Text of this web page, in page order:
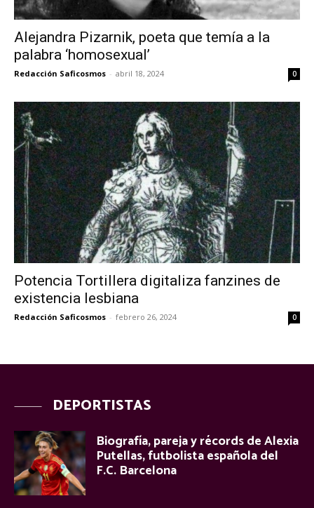
Alejandra Pizarnik, poeta que temía a la
palabra ‘homosexual’
Redacción Saficosmos - abril 18, 2024 0
Potencia Tortillera digitaliza fanzines de
existencia lesbiana
Redacción Saficosmos - febrero 26, 2024 0
DEPORTISTAS
Biografía, pareja y récords de Alexia
Putellas, futbolista española del
F.C. Barcelona